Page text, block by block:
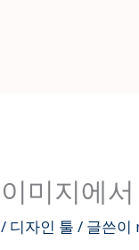
이미지에
/ 디자인 툴 / 글쓴이